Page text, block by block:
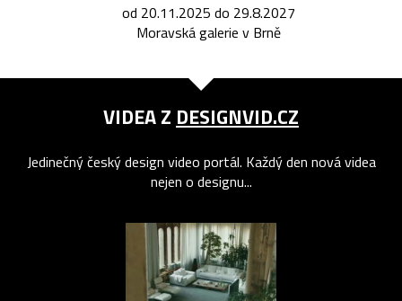
od 20.11.2025 do 29.8.2027
Moravská galerie v Brně
VIDEA Z DESIGNVID.CZ
Jedinečný český design video portál. Každý den nová videa
nejen o designu...